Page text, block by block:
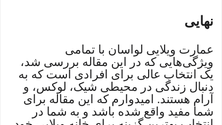
نهایی
عمارت ویلایی لواسان با تمامی
ویژگی‌هایی که در این مقاله بررسی شد،
یک انتخاب عالی برای افرادی است که به
دنبال زندگی در محیطی شیک، لوکس، و
آرام هستند. امیدوارم که این مقاله برای
شما مفید واقع شده باشد و به شما در